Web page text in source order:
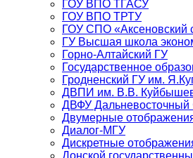
ГОУ ВПО ТГАСУ
ГОУ ВПО ТРТУ
ГОУ СПО «Аксеновский
ГУ Высшая школа
Горно-Алтайский ГУ
Государственное
Гродненский ГУ им.
ДВПИ им. В.В.
ДВФУ Дальневосточный
Двумерные
Диалог-МГУ
Дискретные